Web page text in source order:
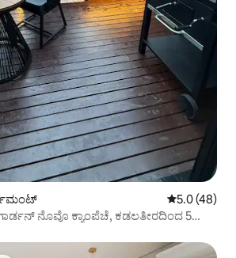
5 ರಲ್ಲಿ 5.0
5.0 (48)
ನೊವೊ ಕ್ಯಾಂಪೆಚೆ, ಕಡಲತೀರದಿಂದ 5